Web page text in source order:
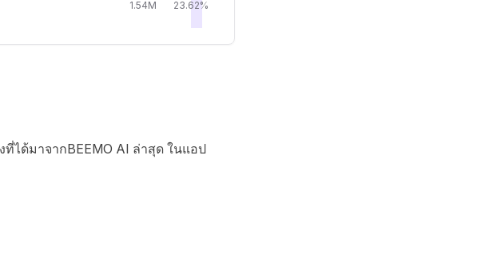
1.54M 23.62%
ได้มาจากBEEMO AI ล่าสุด ในแอป